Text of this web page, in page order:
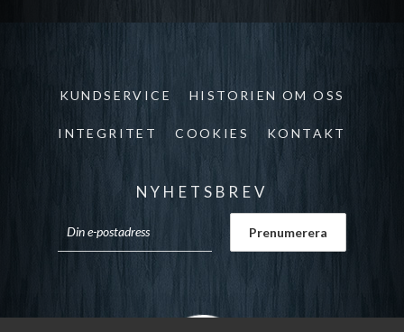
KUNDSERVICE HISTORIEN OM OSS
INTEGRITET COOKIES KONTAKT
NYHETSBREV